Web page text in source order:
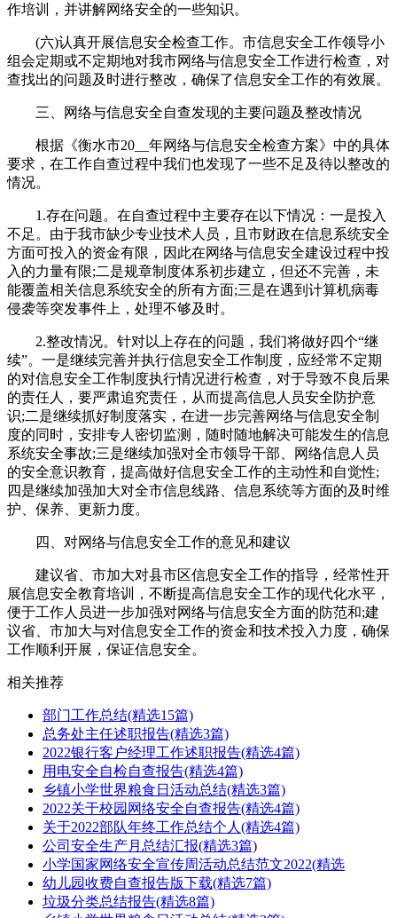
作培训，并讲解网络安全的一些知识。
(六)认真开展信息安全检查工作。市信息安全工作领导小
组会定期或不定期地对我市网络与信息安全工作进行检查，对
查找出的问题及时进行整改，确保了信息安全工作的有效展。
三、网络与信息安全自查发现的主要问题及整改情况
根据《衡水市20__年网络与信息安全检查方案》中的具体
要求，在工作自查过程中我们也发现了一些不足及待以整改的
情况。
1.存在问题。在自查过程中主要存在以下情况：一是投入
不足。由于我市缺少专业技术人员，且市财政在信息系统安全
方面可投入的资金有限，因此在网络与信息安全建设过程中投
入的力量有限;二是规章制度体系初步建立，但还不完善，未
能覆盖相关信息系统安全的所有方面;三是在遇到计算机病毒
侵袭等突发事件上，处理不够及时。
2.整改情况。针对以上存在的问题，我们将做好四个“继
续”。一是继续完善并执行信息安全工作制度，应经常不定期
的对信息安全工作制度执行情况进行检查，对于导致不良后果
的责任人，要严肃追究责任，从而提高信息人员安全防护意
识;二是继续抓好制度落实，在进一步完善网络与信息安全制
度的同时，安排专人密切监测，随时随地解决可能发生的信息
系统安全事故;三是继续加强对全市领导干部、网络信息人员
的安全意识教育，提高做好信息安全工作的主动性和自觉性;
四是继续加强加大对全市信息线路、信息系统等方面的及时维
护、保养、更新力度。
四、对网络与信息安全工作的意见和建议
建议省、市加大对县市区信息安全工作的指导，经常性开
展信息安全教育培训，不断提高信息安全工作的现代化水平，
便于工作人员进一步加强对网络与信息安全方面的防范和;建
议省、市加大与对信息安全工作的资金和技术投入力度，确保
工作顺利开展，保证信息安全。
相关推荐
部门工作总结(精选15篇)
总务处主任述职报告(精选3篇)
2022银行客户经理工作述职报告(精选4篇)
用电安全自检自查报告(精选4篇)
乡镇小学世界粮食日活动总结(精选3篇)
2022关于校园网络安全自查报告(精选4篇)
关于2022部队年终工作总结个人(精选4篇)
公司安全生产月总结汇报(精选3篇)
小学国家网络安全宣传周活动总结范文2022(精选
幼儿园收费自查报告版下载(精选7篇)
垃圾分类总结报告(精选8篇)